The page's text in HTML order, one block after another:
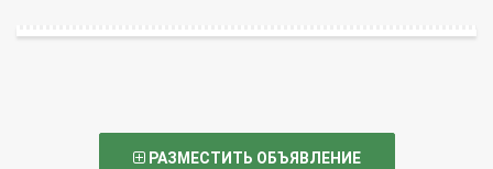
РАЗМЕСТИТЬ ОБЪЯВЛЕНИЕ